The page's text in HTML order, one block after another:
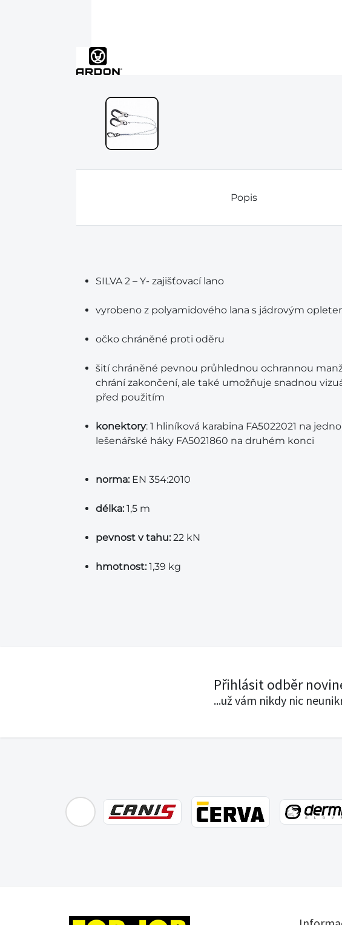
Popis
SILVA 2 – Y- zajišťovací lano
vyrobeno z polyamidového lana s jádrovým
očko chráněné proti oděru
šití chráněné pevnou průhlednou ochrannou
chrání zakončení, ale také umožňuje snadnou
před použitím
konektory: 1 hliníková karabina FA5022021 na
lešenářské háky FA5021860 na druhém konci
norma: EN 354:2010
délka: 1,5 m
pevnost v tahu: 22 kN
hmotnost: 1,39 kg
Přihlásit odběr
...už vám nikdy nic